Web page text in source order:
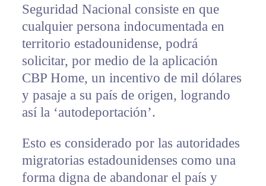
Seguridad Nacional consiste en que
cualquier persona indocumentada en
territorio estadounidense, podrá
solicitar, por medio de la aplicación
CBP Home, un incentivo de mil dólares
y pasaje a su país de origen, logrando
así la ‘autodeportación’.
Esto es considerado por las autoridades
migratorias estadounidenses como una
forma digna de abandonar el país y